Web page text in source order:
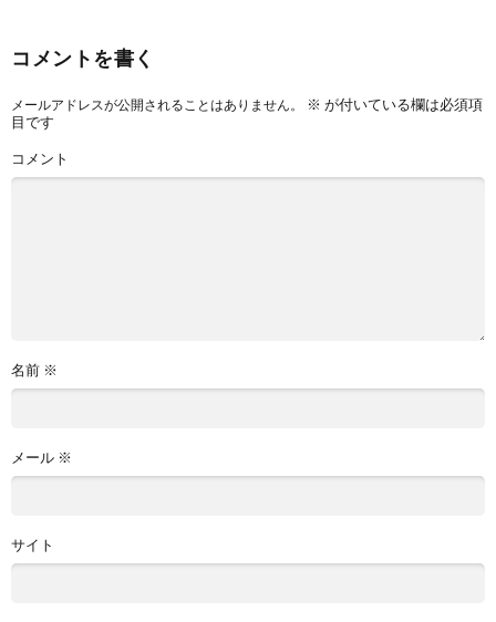
コメントを書く
メールアドレスが公開されることはありません。 ※ が付いている欄は必須項
目です
コメント
名前 ※
メール ※
サイト